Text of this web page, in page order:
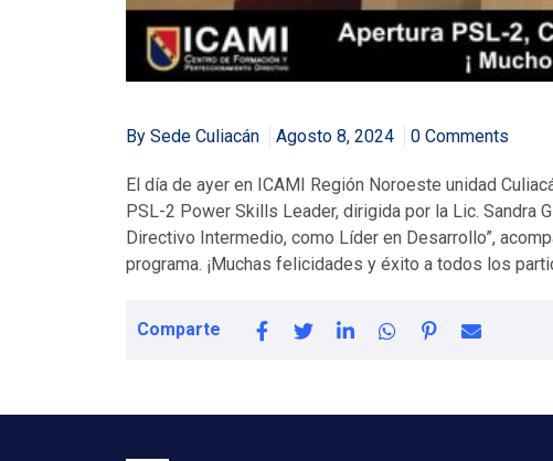
By Sede Culiacán Agosto 8, 2024 0 Comments
El día de ayer en ICAMI Región Noroeste unidad
PSL-2 Power Skills Leader, dirigida por la Lic. Sandra
Directivo Intermedio, como Líder en Desarrollo”,
programa. ¡Muchas felicidades y éxito a todos los
Comparte